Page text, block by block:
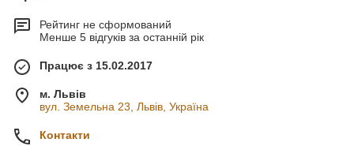
Рейтинг не сформований
Менше 5 відгуків за останній рік
Працює з 15.02.2017
м. Львів
вул. Земельна 23, Львів, Україна
Контакти